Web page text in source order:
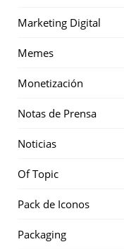
Marketing Digital
Memes
Monetización
Notas de Prensa
Noticias
Of Topic
Pack de Iconos
Packaging